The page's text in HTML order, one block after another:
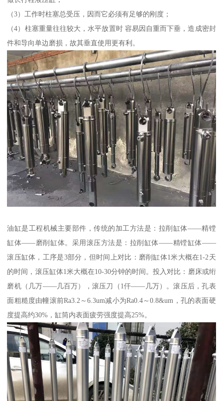
（3）工作时柱塞总受压，因而它必须有足够的刚度；
（4）柱塞重量往往较大，水平放置时 容易因自重而下垂，造成密封
件和导向单边磨损，故其垂直使用更有利。
油缸是工程机械主要部件，传统的加工方法是：拉削缸体——精镗
缸体——磨削缸体。采用滚压方法是：拉削缸体——精镗缸体——
滚压缸体，工序是3部分，但时间上对比：磨削缸体1米大概在1-2天
的时间，滚压缸体1米大概在10-30分钟的时间。投入对比：磨床或绗
磨机（几万——几百万），滚压刀（1仟——几万）。滚压后，孔表
面粗糙度由幢滚前Ra3.2～6.3um减小为Ra0.4～0.8&um，孔的表面硬
度提高约30%，缸筒内表面疲劳强度提高25%。